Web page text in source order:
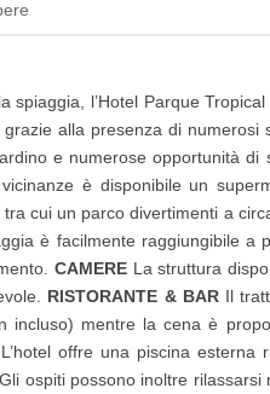
spiaggia, l’Hotel Parque
alla presenza di
e numerose opportunità di
è disponibile un
cui un parco divertimenti a
è facilmente raggiungibile a
CAMERELa struttura
RISTORANTE & BARIl
incluso) mentre la cena è
L’hotel offre una piscina
ospiti possono inoltre